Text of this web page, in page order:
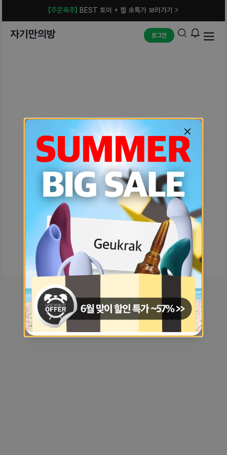
[주문폭주] BEST 토이 + 젤 초특가 보러가기 >
자기만의방 로그인
예상치 못한 에러입니다.